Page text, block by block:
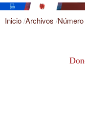
Inicio/Archivos /Número